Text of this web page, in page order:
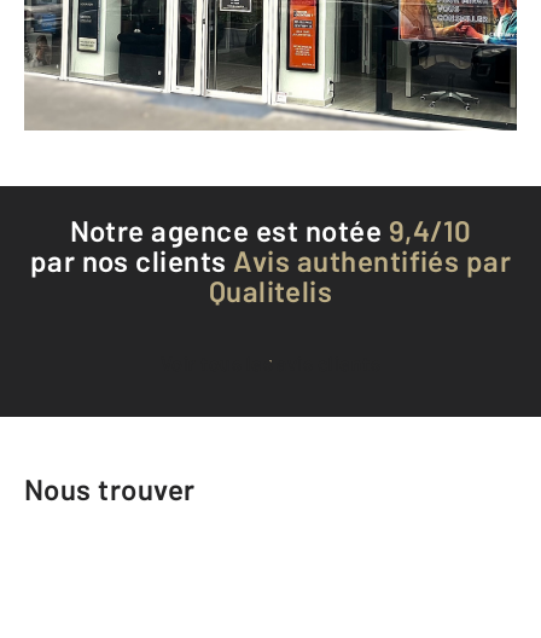
Envoyer un message
Téléphoner à l'agence
Notre agence est notée 9,4/10
par nos clients Avis authentifiés par
Qualitelis
Voir tous les avis clients
Nous trouver